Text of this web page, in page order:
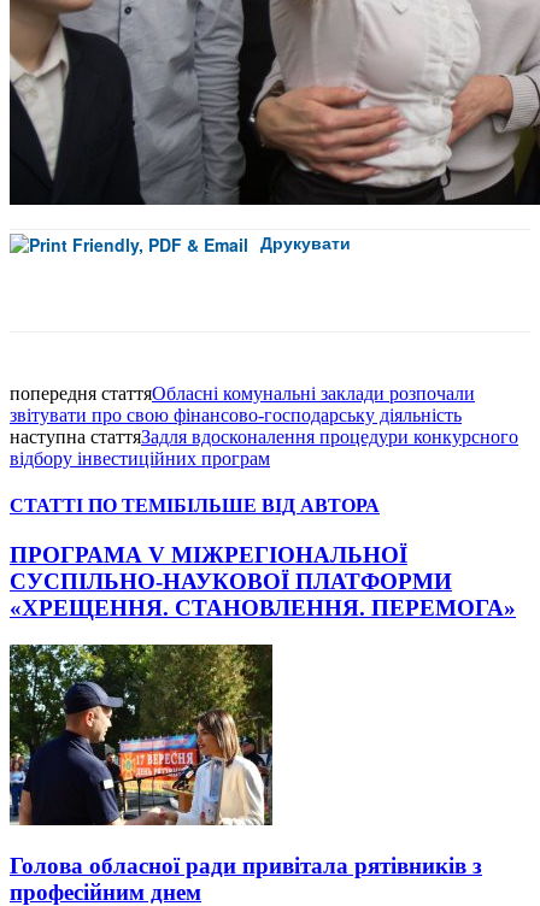
Друкувати
попередня статтяОбласні комунальні заклади розпочали
звітувати про свою фінансово-господарську діяльність
наступна статтяЗадля вдосконалення процедури конкурсного
відбору інвестиційних програм
СТАТТІ ПО ТЕМІБІЛЬШЕ ВІД АВТОРА
ПРОГРАМА V МІЖРЕГІОНАЛЬНОЇ
СУСПІЛЬНО-НАУКОВОЇ ПЛАТФОРМИ
«ХРЕЩЕННЯ. СТАНОВЛЕННЯ. ПЕРЕМОГА»
Голова обласної ради привітала рятівників з
професійним днем